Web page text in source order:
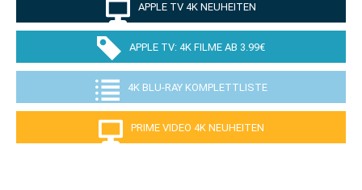
APPLE TV 4K NEUHEITEN
APPLE TV: 4K FILME AB 3.99€
4K BLU-RAY KOMPLETTLISTE
PRIME VIDEO 4K NEUHEITEN